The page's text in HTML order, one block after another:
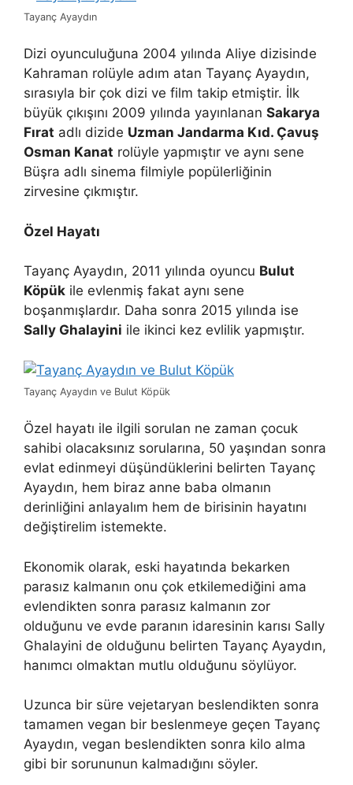
Tayanç Ayaydın
Dizi oyunculuğuna 2004 yılında Aliye dizisinde
Kahraman rolüyle adım atan Tayanç Ayaydın,
sırasıyla bir çok dizi ve film takip etmiştir. İlk
büyük çıkışını 2009 yılında yayınlanan Sakarya
Fırat adlı dizide Uzman Jandarma Kıd. Çavuş
Osman Kanat rolüyle yapmıştır ve aynı sene
Büşra adlı sinema filmiyle popülerliğinin
zirvesine çıkmıştır.
Özel Hayatı
Tayanç Ayaydın, 2011 yılında oyuncu Bulut
Köpük ile evlenmiş fakat aynı sene
boşanmışlardır. Daha sonra 2015 yılında ise
Sally Ghalayini ile ikinci kez evlilik yapmıştır.
Tayanç Ayaydın ve Bulut Köpük
Özel hayatı ile ilgili sorulan ne zaman çocuk
sahibi olacaksınız sorularına, 50 yaşından sonra
evlat edinmeyi düşündüklerini belirten Tayanç
Ayaydın, hem biraz anne baba olmanın
derinliğini anlayalım hem de birisinin hayatını
değiştirelim istemekte.
Ekonomik olarak, eski hayatında bekarken
parasız kalmanın onu çok etkilemediğini ama
evlendikten sonra parasız kalmanın zor
olduğunu ve evde paranın idaresinin karısı Sally
Ghalayini de olduğunu belirten Tayanç Ayaydın,
hanımcı olmaktan mutlu olduğunu söylüyor.
Uzunca bir süre vejetaryan beslendikten sonra
tamamen vegan bir beslenmeye geçen Tayanç
Ayaydın, vegan beslendikten sonra kilo alma
gibi bir sorununun kalmadığını söyler.